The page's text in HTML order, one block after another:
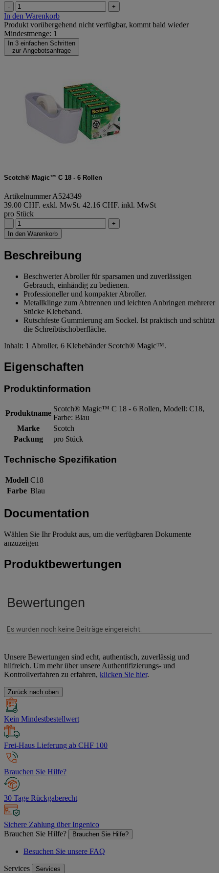
- +
In den Warenkorb
Produkt vorübergehend nicht verfügbar, kommt bald wieder
Mindestmenge: 1
In 3 einfachen Schritten
zur Angebotsanfrage
Scotch® Magic™ C 18 - 6 Rollen
Artikelnummer A524349
39.00 CHF. exkl. MwSt. 42.16 CHF. inkl. MwSt
pro Stück
-
+
In den Warenkorb
Beschreibung
Beschwerter Abroller für sparsamen und zuverlässigen
Gebrauch, einhändig zu bedienen.
Professioneller und kompakter Abroller.
Metallklinge zum Abtrennen und leichten Anbringen mehrerer
Stücke Klebeband.
Rutschfeste Gummierung am Sockel. Ist praktisch und schützt
die Schreibtischoberfläche.
Inhalt: 1 Abroller, 6 Klebebänder Scotch® Magic™.
Eigenschaften
Produktinformation
Produktname
Scotch® Magic™ C 18 - 6 Rollen, Modell: C18,
Farbe: Blau
Marke
Scotch
Packung
pro Stück
Technische Spezifikation
Modell C18
Farbe Blau
Documentation
Wählen Sie Ihr Produkt aus, um die verfügbaren Dokumente
anzuzeigen
Produktbewertungen
Unsere Bewertungen sind echt, authentisch, zuverlässig und
hilfreich. Um mehr über unsere Authentifizierungs- und
Kontrollverfahren zu erfahren, klicken Sie hier.
Zurück nach oben
Kein Mindestbestellwert
Frei-Haus Lieferung ab CHF 100
Brauchen Sie Hilfe?
30 Tage Rückgaberecht
Sichere Zahlung über Ingenico
Brauchen Sie Hilfe?
Brauchen Sie Hilfe?
Besuchen Sie unsere FAQ
Services Services